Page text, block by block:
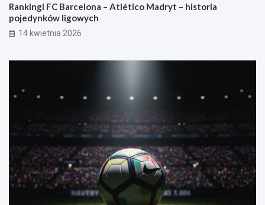
Rankingi FC Barcelona – Atlético Madryt – historia
pojedynków ligowych
14 kwietnia 2026